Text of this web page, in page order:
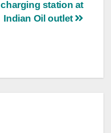
charging station at
Indian Oil outlet